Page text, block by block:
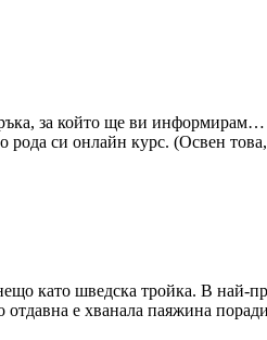
за който ще ви
рода си онлайн курс. (Освен
като шведска тройка. В най-
е хванала паяжина